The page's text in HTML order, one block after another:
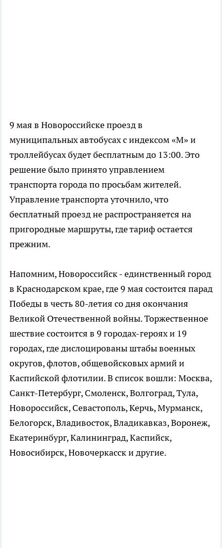
9 мая в Новороссийске проезд в
муниципальных автобусах с индексом «М» и
троллейбусах будет бесплатным до 13:00. Это
решение было принято управлением
транспорта города по просьбам жителей.
Управление транспорта уточнило, что
бесплатный проезд не распространяется на
пригородные маршруты, где тариф остается
прежним.
Напомним, Новороссийск - единственный город
в Краснодарском крае, где 9 мая состоится парад
Победы в честь 80-летия со дня окончания
Великой Отечественной войны. Торжественное
шествие состоится в 9 городах-героях и 19
городах, где дислоцированы штабы военных
округов, флотов, общевойсковых армий и
Каспийской флотилии. В список вошли: Москва,
Санкт-Петербург, Смоленск, Волгоград, Тула,
Новороссийск, Севастополь, Керчь, Мурманск,
Белогорск, Владивосток, Владикавказ, Воронеж,
Екатеринбург, Калининград, Каспийск,
Новосибирск, Новочеркасск и другие.